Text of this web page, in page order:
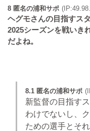
8 匿名の浦和サポ
ヘグモさんの目指すス
2025シーズンを戦いき
だよね。
8.1 匿名の浦和サポ
新監督の目指す
わけでないし、
ための選手とそ